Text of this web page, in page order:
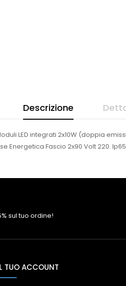
Descrizione
LED integrati 2x10W (doppia
Energetica Fascio 2x90 Volt 220. Ip65
sul tuo ordine!
TUO ACCOUNT